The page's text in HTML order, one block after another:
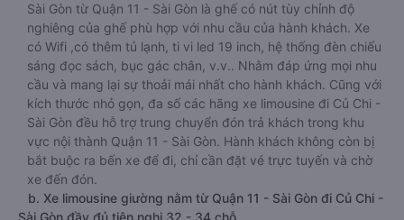
Sài Gòn từ Quận 11 - Sài Gòn là ghế có nút tùy chỉnh độ
nghiêng của ghế phù hợp với nhu cầu của hành khách. Xe
có Wifi ,có thêm tủ lạnh, ti vi led 19 inch, hệ thống đèn chiếu
sáng đọc sách, bục gác chân, v.v.. Nhằm đáp ứng mọi nhu
cầu và mang lại sự thoải mái nhất cho hành khách. Cũng với
kích thước nhỏ gọn, đa số các hãng xe limousine đi Củ Chi -
Sài Gòn đều hỗ trợ trung chuyển đón trả khách trong khu
vực nội thành Quận 11 - Sài Gòn. Hành khách không còn bị
bắt buộc ra bến xe để đi, chỉ cần đặt vé trực tuyến và chờ
xe đến đón.
b. Xe limousine giường nằm từ Quận 11 - Sài Gòn đi Củ Chi -
Sài Gòn đầy đủ tiện nghi 32 - 34 chỗ